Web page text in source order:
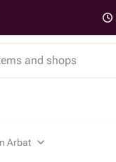
and shops
Arbat